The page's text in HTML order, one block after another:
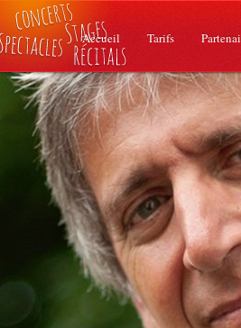
Accueil Tarifs